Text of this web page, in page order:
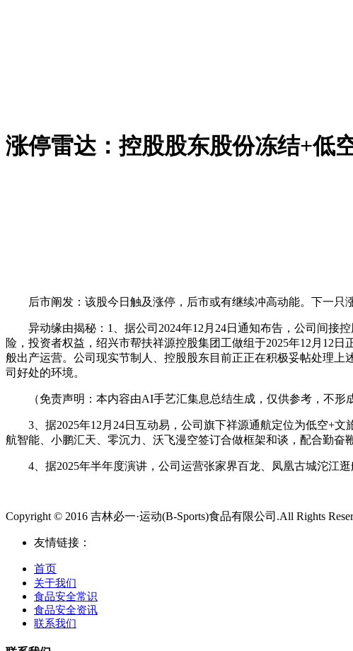
涨停雷达：控股股东股份冻结+低
后市阐发：该股今日触及涨停，后市或有继续冲高动能。下一只
异动缘由揭秘：1、据公司2024年12月24日通知布告，公司间接
险，投资者权益，绍兴市帮扶祥源控股集团工做组于2025年12月12
般出产运营。公司现实节制人、控股股东目前正正在积极妥帖处理
司好处的环境。
（免责声明：本内容由AI手艺汇集息总结生成，仅供参考，不形
3、据2025年12月24日互动易，公司旗下祥源通航定位为低空+文
航智能、小鹏汇天、零沉力、沃飞漫空签订合做框架和谈，配合勤奋
4、据2025年半年度演讲，公司运营张家界百龙、凤凰古城沱江逛
Copyright © 2016 吉林必一·运动(B-Sports)食品有限公司.All Rights
友情链接：
首页
关于我们
食品安全常识
食品安全资讯
联系我们